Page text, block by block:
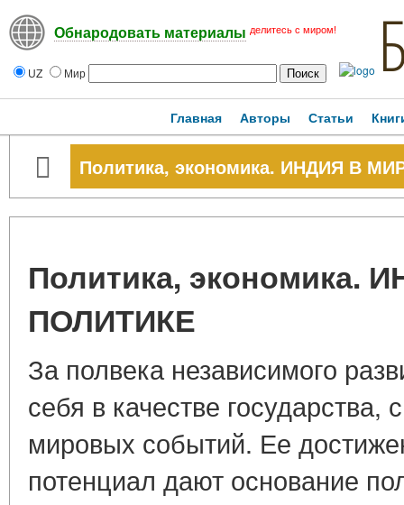
Обнародовать материалы делитесь с миром!
UZ Мир
Главная Авторы Статьи
Политика, экономика. ИНДИЯ В
Политика,
ПОЛИТИКЕ
За полвека независимого
себя в качестве государства,
мировых событий. Ее
потенциал дают основание